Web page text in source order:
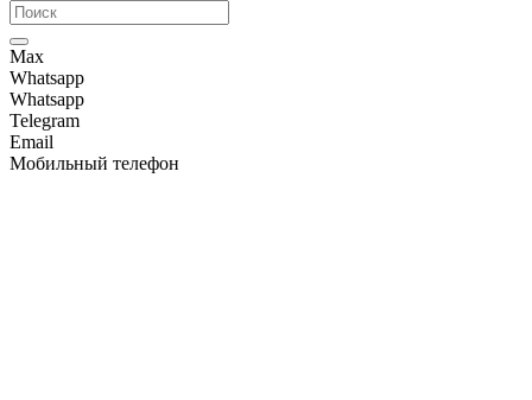
Max
Whatsapp
Whatsapp
Telegram
Email
Мобильный телефон